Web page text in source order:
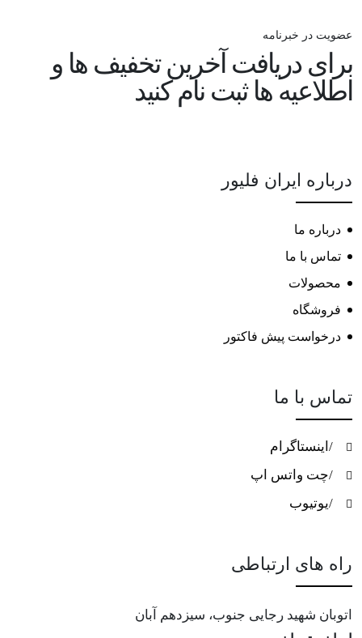
عضویت در خبرنامه
برای دریافت آخرین تخفیف ها و
اطلاعیه ها ثبت نام کنید
درباره ایران فلیور
درباره ما
تماس با ما
محصولات
فروشگاه
درخواست پیش فاکتور
تماس با ما
/اینستاگرام
/چت واتس اپ
/یوتیوب
راه های ارتباطی
اتوبان شهید رجایی جنوب، سیزدهم آبان